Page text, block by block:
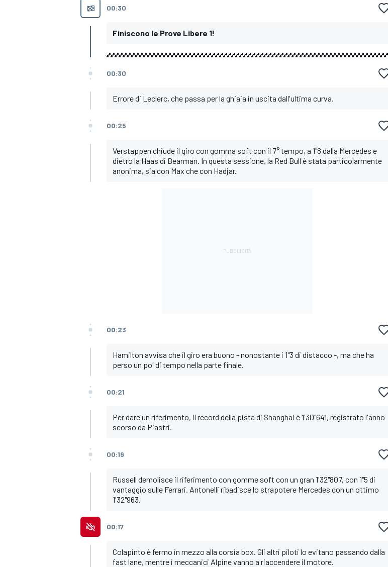
ENDURANCE/GT
00:30
Finiscono le Prove Libere 1!
00:30
Errore di Leclerc, che passa per la ghiaia in uscita dall'ultima curva.
00:25
Verstappen chiude il giro con gomma soft con il 7° tempo, a 1"8 dalla Mercedes e
dietro la Haas di Bearman. In questa sessione, la Red Bull è stata particolarmente
anonima, sia con Max che con Hadjar.
00:23
Hamilton avvisa che il giro era buono - nonostante i 1"3 di distacco -, ma che ha
perso un po' di tempo nella parte finale.
00:21
Per dare un riferimento, il record della pista di Shanghai è 1'30"641, registrato l'anno
scorso da Piastri.
00:19
Russell demolisce il riferimento con gomme soft con un gran 1'32"807, con 1"5 di
vantaggio sulle Ferrari. Antonelli ribadisce lo strapotere Mercedes con un ottimo
1'32"963.
00:17
Colapinto è fermo in mezzo alla corsia box. Gli altri piloti lo evitano passando dalla
fast lane, mentre i meccanici Alpine vanno a riaccendere il motore.